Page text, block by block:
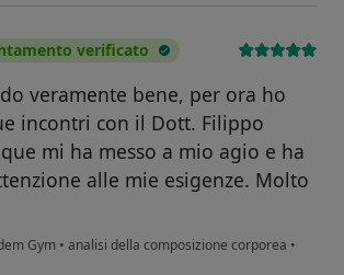
verificato
veramente bene, per ora ho
incontri con il Dott. Filippo
mi ha messo a mio agio e ha
alle mie esigenze. Molto
Gym • analisi della composizione corporea •
L.R.